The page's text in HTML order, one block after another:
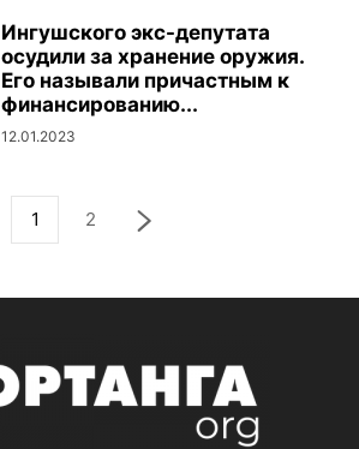
Ингушского экс-депутата
осудили за хранение оружия.
Его называли причастным к
финансированию...
12.01.2023
1 2